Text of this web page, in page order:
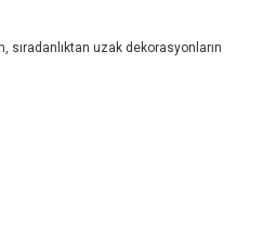
uzak dekorasyonların